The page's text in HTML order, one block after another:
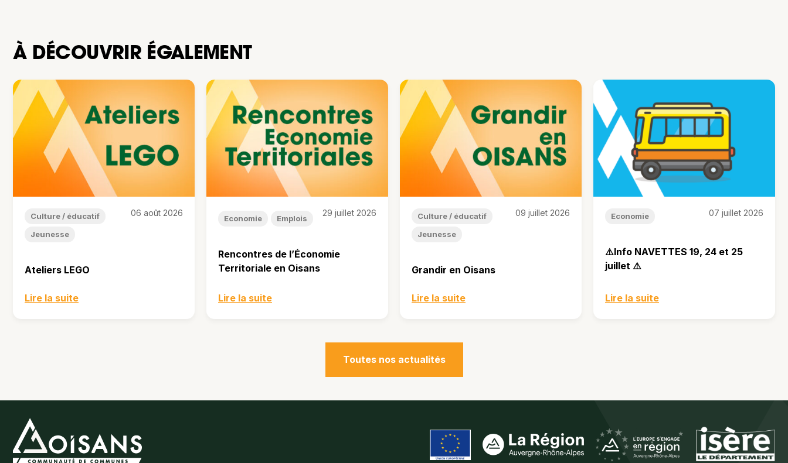
À DÉCOUVRIR ÉGALEMENT
Culture / éducatif
Jeunesse
06 août 2026
Ateliers LEGO
Lire la suite
Economie Emplois
29 juillet 2026
Rencontres de l’Économie
Territoriale en Oisans
Lire la suite
Culture / éducatif
Jeunesse
09 juillet 2026
Grandir en Oisans
Lire la suite
Economie 07 juillet 2026
⚠️Info NAVETTES 19, 24 et 25
juillet ⚠️
Lire la suite
Toutes nos actualités